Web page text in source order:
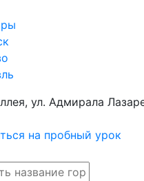
ул. Адмирала
на пробный урок